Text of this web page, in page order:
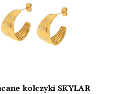
kolczyki SKYLAR